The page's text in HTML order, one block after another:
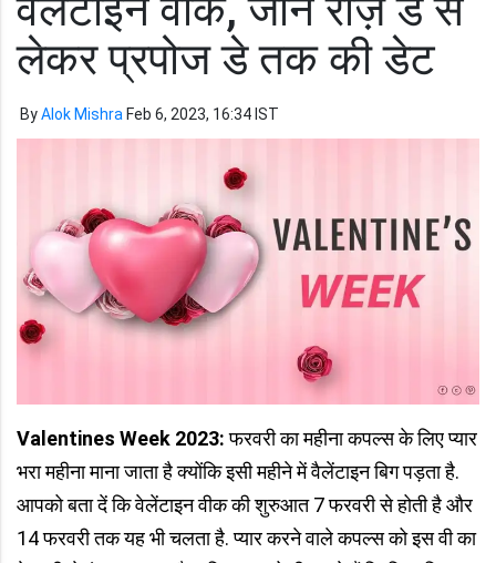
वेलेंटाइन वीक, जाने रोज़ डे से
लेकर प्रपोज डे तक की डेट
ByAlok Mishra Feb 6, 2023, 16:34 IST
Valentines Week 2023:फरवरी का महीना कपल्स के लिए प्यार
भरा महीना माना जाता है क्योंकि इसी महीने में वैलेंटाइन बिग पड़ता है.
आपको बता दें कि वेलेंटाइन वीक की शुरुआत 7 फरवरी से होती है और
14 फरवरी तक यह भी चलता है. प्यार करने वाले कपल्स को इस वी का